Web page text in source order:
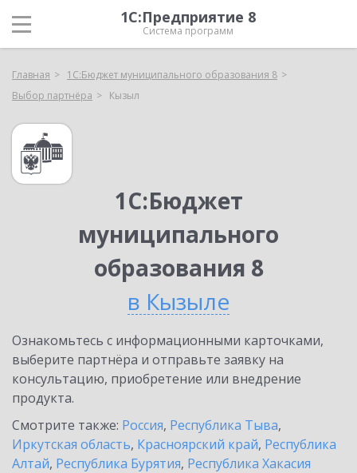
1С:Предприятие 8
Система программ
Главная
1С:Бюджет муниципального образования 8
Выбор партнёра
Кызыл
1С:Бюджет
муниципального
образования 8
в Кызыле
Ознакомьтесь с информационными карточками,
выберите партнёра и отправьте заявку на
консультацию, приобретение или внедрение
продукта.
Смотрите также: Россия, Республика Тыва,
Иркутская область, Красноярский край, Республика
Алтай, Республика Бурятия, Республика Хакасия